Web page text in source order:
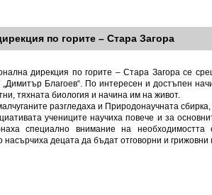
по горите – Стара Загора
дирекция по горите – Стара Загора се
Благоев“. По интересен и достъпен
тяхната биология и начина им на живот.
разгледаха и Природонаучната
учениците научиха повече и за
специално внимание на
насърчиха децата да бъдат отговорни и